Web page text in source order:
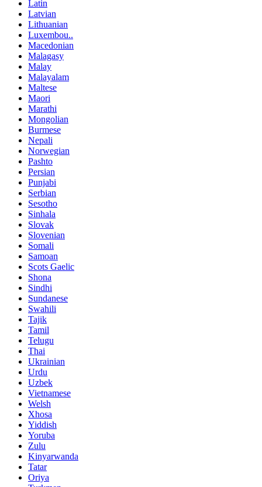
Latin
Latvian
Lithuanian
Luxembou..
Macedonian
Malagasy
Malay
Malayalam
Maltese
Maori
Marathi
Mongolian
Burmese
Nepali
Norwegian
Pashto
Persian
Punjabi
Serbian
Sesotho
Sinhala
Slovak
Slovenian
Somali
Samoan
Scots Gaelic
Shona
Sindhi
Sundanese
Swahili
Tajik
Tamil
Telugu
Thai
Ukrainian
Urdu
Uzbek
Vietnamese
Welsh
Xhosa
Yiddish
Yoruba
Zulu
Kinyarwanda
Tatar
Oriya